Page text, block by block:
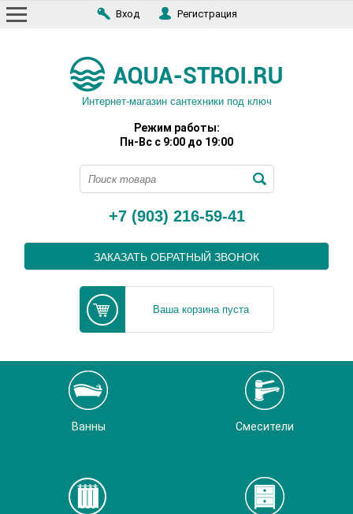
Вход Регистрация
Интернет-магазин сантехники под ключ
Режим работы:
Пн-Вс с 9:00 до 19:00
+7 (903) 216-59-41
ЗАКАЗАТЬ ОБРАТНЫЙ ЗВОНОК
Ваша корзина пуста
Ванны Смесители